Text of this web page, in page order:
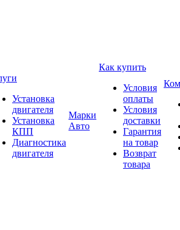
Установка
двигателя
Установка
КПП
Диагностика
двигателя
Марки
Авто
Как купить
Условия
оплаты
Условия
доставки
Гарантия
на товар
Возврат
товара